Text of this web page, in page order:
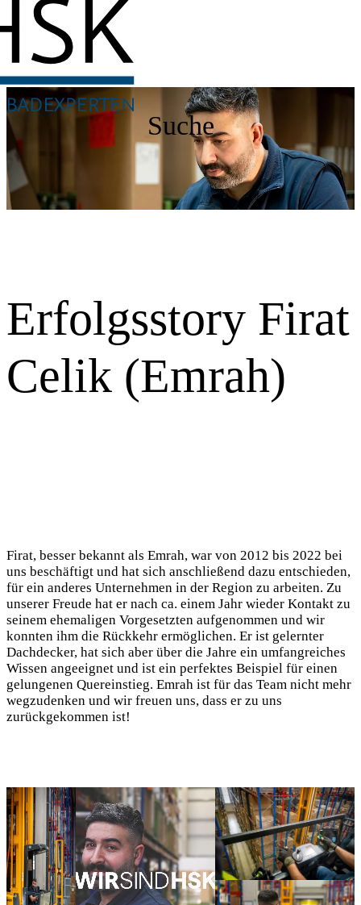
Suche
Erfolgsstory Firat
Celik (Emrah)
Firat, besser bekannt als Emrah, war von 2012 bis 2022 bei
uns beschäftigt und hat sich anschließend dazu entschieden,
für ein anderes Unternehmen in der Region zu arbeiten. Zu
unserer Freude hat er nach ca. einem Jahr wieder Kontakt zu
seinem ehemaligen Vorgesetzten aufgenommen und wir
konnten ihm die Rückkehr ermöglichen. Er ist gelernter
Dachdecker, hat sich aber über die Jahre ein umfangreiches
Wissen angeeignet und ist ein perfektes Beispiel für einen
gelungenen Quereinstieg. Emrah ist für das Team nicht mehr
wegzudenken und wir freuen uns, dass er zu uns
zurückgekommen ist!